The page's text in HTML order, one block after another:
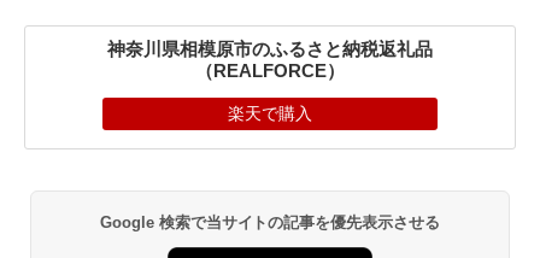
神奈川県相模原市のふるさと納税返礼品
（REALFORCE）
楽天で購入
Google 検索で当サイトの記事を優先表示させる